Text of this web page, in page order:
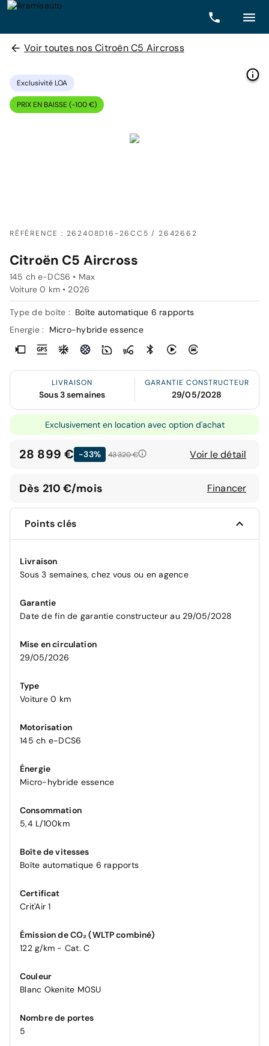
Voir toutes nos Citroën C5 Aircross
Exclusivité LOA
PRIX EN BAISSE (-100 €)
RÉFÉRENCE : 262408D16-26CC5 / 2642662
Citroën C5 Aircross
145 ch e-DCS6 • Max
Voiture 0 km • 2026
Type de boîte : Boîte automatique 6 rapports
Energie :
Micro-hybride essence
LIVRAISON
Sous 3 semaines
GARANTIE CONSTRUCTEUR
29/05/2028
Exclusivement en location avec option d'achat
28 899 € -33% 43 320 € Voir le détail
Dès 210 €/mois Financer
Points clés
Livraison
Sous 3 semaines, chez vous ou en agence
Garantie
Date de fin de garantie constructeur au 29/05/2028
Mise en circulation
29/05/2026
Type
Voiture 0 km
Motorisation
145 ch e-DCS6
Énergie
Micro-hybride essence
Consommation
5,4 L/100km
Boîte de vitesses
Boîte automatique 6 rapports
Certificat
Crit'Air 1
Émission de CO₂ (WLTP combiné)
122 g/km - Cat. C
Couleur
Blanc Okenite M0SU
Nombre de portes
5